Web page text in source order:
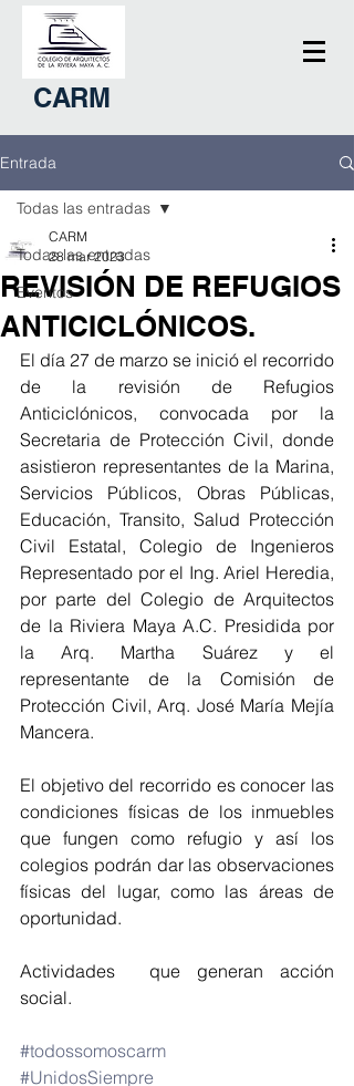
CARM
Entrada
Todas las entradas
Eventos
Todas las entradas
REVISIÓN DE REFUGIOS
ANTICICLÓNICOS.
CARM
28 mar 2023
El día 27 de marzo se inició el recorrido
de la revisión de Refugios
Anticiclónicos, convocada por la
Secretaria de Protección Civil, donde
asistieron representantes de la Marina,
Servicios Públicos, Obras Públicas,
Educación, Transito, Salud Protección
Civil Estatal, Colegio de Ingenieros
Representado por el Ing. Ariel Heredia,
por parte del Colegio de Arquitectos
de la Riviera Maya A.C. Presidida por
la Arq. Martha Suárez y el
representante de la Comisión de
Protección Civil, Arq. José María Mejía
Mancera.
El objetivo del recorrido es conocer las
condiciones físicas de los inmuebles
que fungen como refugio y así los
colegios podrán dar las observaciones
físicas del lugar, como las áreas de
oportunidad.
Actividades  que generan acción
social.
#todossomoscarm
#UnidosSiempre